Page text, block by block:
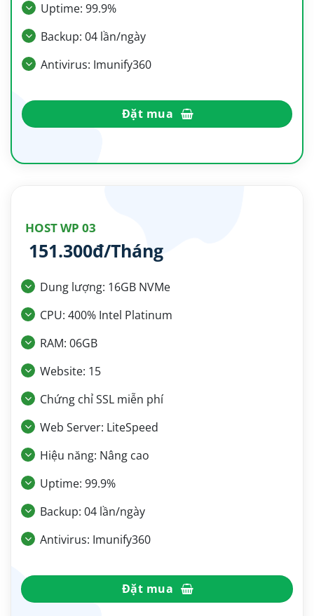
Uptime: 99.9%
Backup: 04 lần/ngày
Antivirus: Imunify360
Đặt mua
HOST WP 03
151.300đ/Tháng
Dung lượng: 16GB NVMe
CPU: 400% Intel Platinum
RAM: 06GB
Website: 15
Chứng chỉ SSL miễn phí
Web Server: LiteSpeed
Hiệu năng: Nâng cao
Uptime: 99.9%
Backup: 04 lần/ngày
Antivirus: Imunify360
Đặt mua